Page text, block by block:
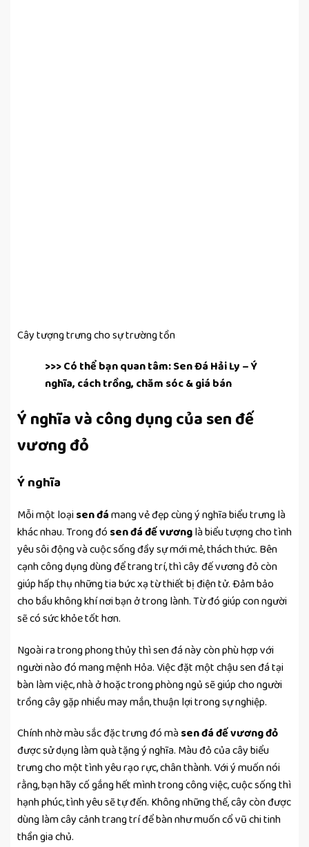
Cây tượng trưng cho sự trường tồn
>>> Có thể bạn quan tâm:Sen Đá Hải Ly – Ý
nghĩa, cách trồng, chăm sóc & giá bán
Ý nghĩa và công dụng của sen đế
vương đỏ
Ý nghĩa
Mỗi một loạisen đámang vẻ đẹp cùng ý nghĩa biểu trưng là
khác nhau. Trong đó sen đá đế vươnglà biểu tượng cho tình
yêu sôi động và cuộc sống đầy sự mới mẻ, thách thức. Bên
cạnh công dụng dùng để trang trí, thì cây đế vương đỏ còn
giúp hấp thụ những tia bức xạ từ thiết bị điện tử. Đảm bảo
cho bầu không khí nơi bạn ở trong lành. Từ đó giúp con người
sẽ có sức khỏe tốt hơn.
Ngoài ra trong phong thủy thì sen đá này còn phù hợp với
người nào đó mang mệnh Hỏa. Việc đặt một chậu sen đá tại
bàn làm việc, nhà ở hoặc trong phòng ngủ sẽ giúp cho người
trồng cây gặp nhiều may mắn, thuận lợi trong sự nghiệp.
Chính nhờ màu sắc đặc trưng đó mà sen đá đế vương đỏ
được sử dụng làm quà tặng ý nghĩa. Màu đỏ của cây biểu
trưng cho một tình yêu rạo rực, chân thành. Với ý muốn nói
rằng, bạn hãy cố gắng hết mình trong công việc, cuộc sống thì
hạnh phúc, tình yêu sẽ tự đến. Không những thế, cây còn được
dùng làm cây cảnh trang trí để bàn như muốn cổ vũ chi tinh
thần gia chủ.